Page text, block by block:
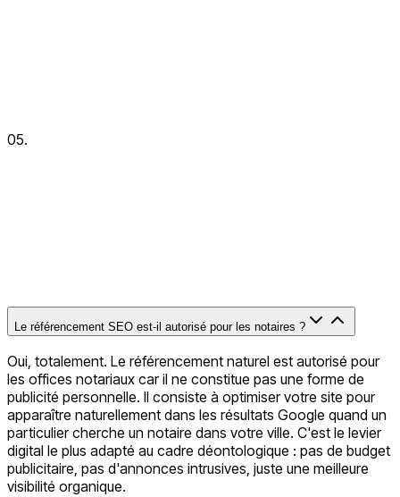
05.
Le référencement SEO est-il autorisé pour les notaires ?
Oui, totalement. Le référencement naturel est autorisé pour
les offices notariaux car il ne constitue pas une forme de
publicité personnelle. Il consiste à optimiser votre site pour
apparaître naturellement dans les résultats Google quand un
particulier cherche un notaire dans votre ville. C'est le levier
digital le plus adapté au cadre déontologique : pas de budget
publicitaire, pas d'annonces intrusives, juste une meilleure
visibilité organique.